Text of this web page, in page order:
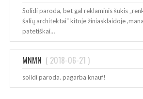
Solidi paroda, bet gal reklaminis šūkis
šalių architektai“ kitoje žiniasklaidoje
patetiškai…
MNMN ( 2018-06-21 )
solidi paroda. pagarba knauf!